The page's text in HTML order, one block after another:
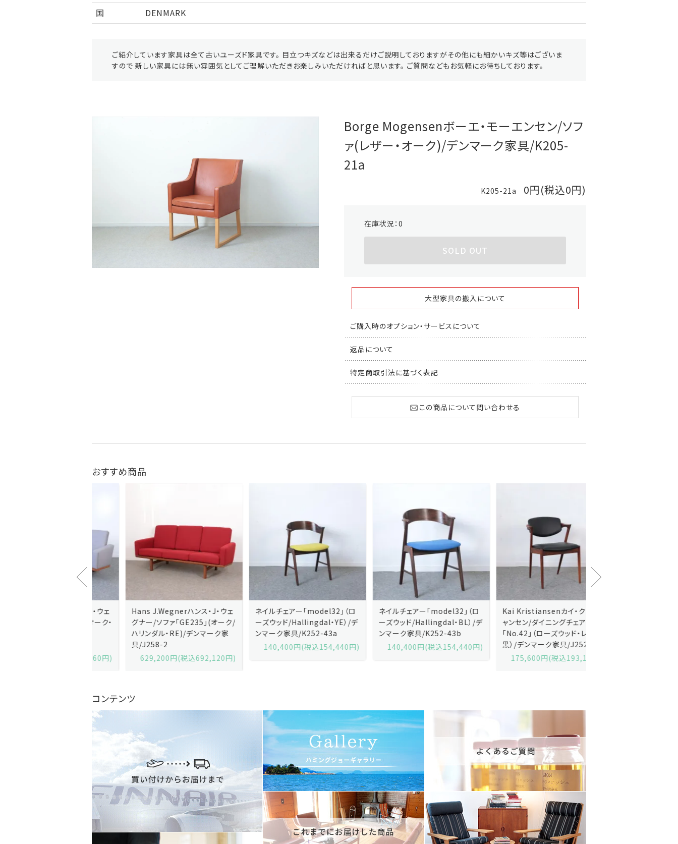
国
DENMARK
ご紹介しています家具は全て古いユーズド家具です。 目立つキズなどは出来るだけご説明しておりますがその他にも細かいキズ等はございま
すので 新しい家具には無い雰囲気としてご理解いただきお楽しみいただければと思います。 ご質問などもお気軽にお待ちしております。
Borge Mogensenボーエ・モーエンセン/ソフ
ァ(レザー・オーク)/デンマーク家具/K205-
21a
K205-21a 0円(税込0円)
在庫状況： 0
SOLD OUT
大型家具の搬入について
ご購入時のオプション・サービスについて
返品について
特定商取引法に基づく表記
この商品について問い合わせる
おすすめ商品
Hans J.Wegnerハンス・J・ウェ
グナー/ソファ「GE235」(オーク/
ハリンダル・RE)/デンマーク家
具/J258-2
629,200円(税込692,120円)
ネイルチェアー「model32」（ロ
ーズウッド/Hallingdal・YE）/デ
ンマーク家具/K252-43a
140,400円(税込154,440円)
ネイルチェアー「model32」（ロ
ーズウッド/Hallingdal・BL）/デ
ンマーク家具/K252-43b
140,400円(税込154,440円)
Kai Kristiansenカイ・クリスチ
ャンセン/ダイニングチェアー
「No.42」（ローズウッド・レザー
黒）/デンマーク家具/J252-57j
175,600円(税込193,160円)
コンテンツ